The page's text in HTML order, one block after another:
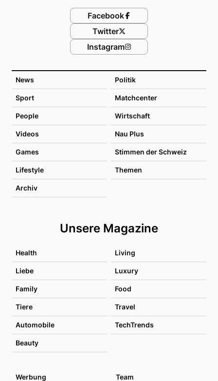
News Politik
Sport Matchcenter
People Wirtschaft
Videos Nau Plus
Games Stimmen der Schweiz
Lifestyle Themen
Archiv
Unsere Magazine
Health Living
Liebe Luxury
Family Food
Tiere Travel
Automobile TechTrends
Beauty
Facebook
Twitter
Instagram
Werbung Team